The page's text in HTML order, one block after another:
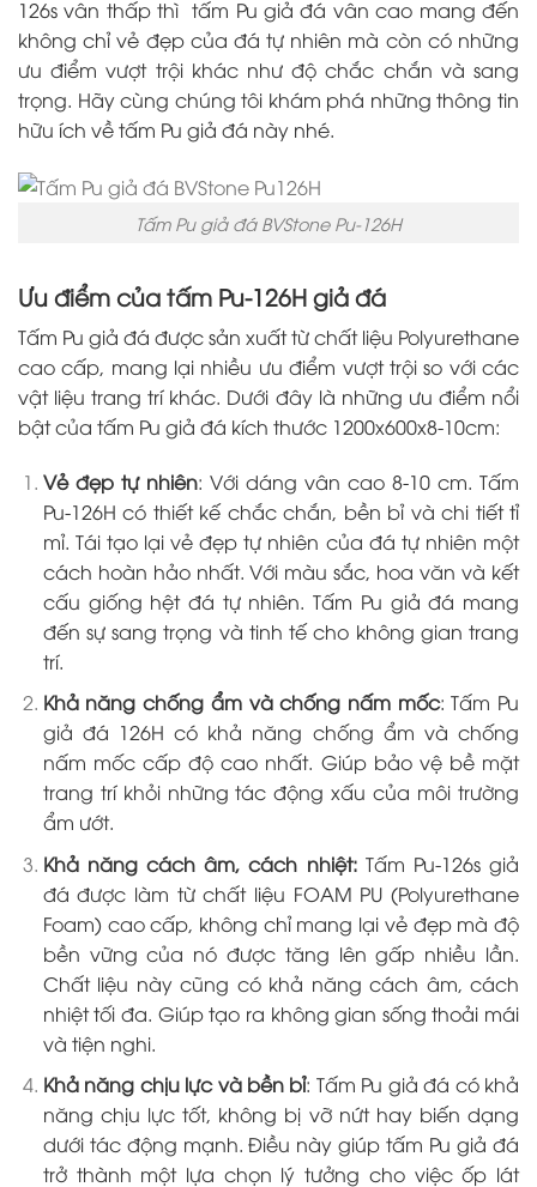
126s vân thấp thì tấm Pu giả đá vân cao mang đến
không chỉ vẻ đẹp của đá tự nhiên mà còn có những
ưu điểm vượt trội khác như độ chắc chắn và sang
trọng. Hãy cùng chúng tôi khám phá những thông tin
hữu ích về tấm Pu giả đá này nhé.
Tấm Pu giả đá BVStone Pu-126H
Ưu điểm của tấm Pu-126H giả đá
Tấm Pu giả đá được sản xuất từ chất liệu Polyurethane
cao cấp, mang lại nhiều ưu điểm vượt trội so với các
vật liệu trang trí khác. Dưới đây là những ưu điểm nổi
bật của tấm Pu giả đá kích thước 1200x600x8-10cm:
Vẻ đẹp tự nhiên: Với dáng vân cao 8-10 cm. Tấm
Pu-126H có thiết kế chắc chắn, bền bỉ và chi tiết tỉ
mỉ. Tái tạo lại vẻ đẹp tự nhiên của đá tự nhiên một
cách hoàn hảo nhất. Với màu sắc, hoa văn và kết
cấu giống hệt đá tự nhiên. Tấm Pu giả đá mang
đến sự sang trọng và tinh tế cho không gian trang
trí.
Khả năng chống ẩm và chống nấm mốc: Tấm Pu
giả đá 126H có khả năng chống ẩm và chống
nấm mốc cấp độ cao nhất. Giúp bảo vệ bề mặt
trang trí khỏi những tác động xấu của môi trường
ẩm ướt.
Khả năng cách âm, cách nhiệt: Tấm Pu-126s giả
đá được làm từ chất liệu FOAM PU (Polyurethane
Foam) cao cấp, không chỉ mang lại vẻ đẹp mà độ
bền vững của nó được tăng lên gấp nhiều lần.
Chất liệu này cũng có khả năng cách âm, cách
nhiệt tối đa. Giúp tạo ra không gian sống thoải mái
và tiện nghi.
Khả năng chịu lực và bền bỉ: Tấm Pu giả đá có khả
năng chịu lực tốt, không bị vỡ nứt hay biến dạng
dưới tác động mạnh. Điều này giúp tấm Pu giả đá
trở thành một lựa chọn lý tưởng cho việc ốp lát